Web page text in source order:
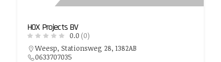
HOX Projects BV
0.0 (0)
Weesp, Stationsweg 28, 1382AB
0633707035